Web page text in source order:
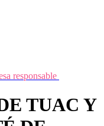
responsable
TUAC Y